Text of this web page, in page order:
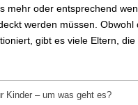
mehr oder entsprechend
werden müssen. Obwohl
gibt es viele Eltern, die
Kinder – um was geht es?